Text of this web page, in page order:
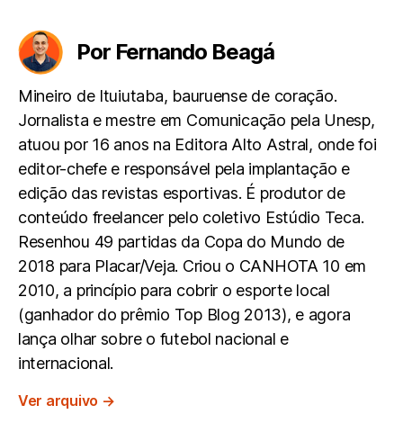
Por Fernando Beagá
Mineiro de Ituiutaba, bauruense de coração.
Jornalista e mestre em Comunicação pela Unesp,
atuou por 16 anos na Editora Alto Astral, onde foi
editor-chefe e responsável pela implantação e
edição das revistas esportivas. É produtor de
conteúdo freelancer pelo coletivo Estúdio Teca.
Resenhou 49 partidas da Copa do Mundo de
2018 para Placar/Veja. Criou o CANHOTA 10 em
2010, a princípio para cobrir o esporte local
(ganhador do prêmio Top Blog 2013), e agora
lança olhar sobre o futebol nacional e
internacional.
Ver arquivo →